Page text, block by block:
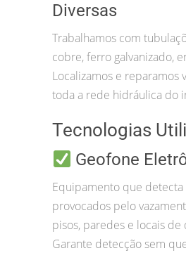
Diversas
Trabalhamos com
cobre, ferro galvanizado,
Localizamos e reparamos
toda a rede hidráulica do
Tecnologias
Geofone
Equipamento que
provocados pelo
pisos, paredes e locais de
Garante detecção sem